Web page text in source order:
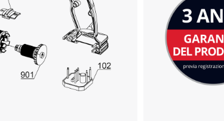
Management Platform